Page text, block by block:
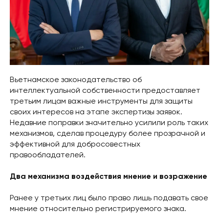
Вьетнамское законодательство об
интеллектуальной собственности предоставляет
третьим лицам важные инструменты для защиты
своих интересов на этапе экспертизы заявок.
Недавние поправки значительно усилили роль таких
механизмов, сделав процедуру более прозрачной и
эффективной для добросовестных
правообладателей.
Два механизма воздействия мнение и возражение
Ранее у третьих лиц было право лишь подавать свое
мнение относительно регистрируемого знака.